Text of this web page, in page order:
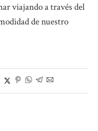
viajando a través del
de nuestro